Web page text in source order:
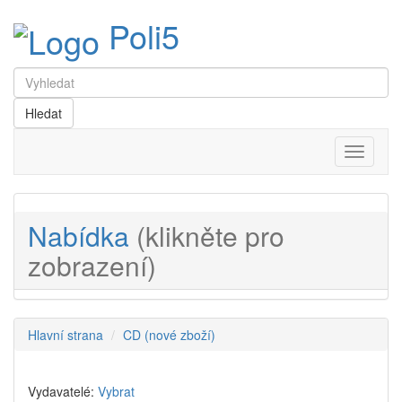
Poli5
Menu
Nabídka (klikněte pro
zobrazení)
Hlavní strana CD (nové zboží)
Vydavatelé: Vybrat